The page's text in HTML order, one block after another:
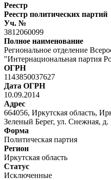
Реестр
Реестр политических партий
Уч. №
3812060099
Полное наименование
Региональное отделение
"Интернациональная партия
ОГРН
1143850037627
Дата ОГРН
10.09.2014
Адрес
664056, Иркутская область,
Зеленый Берег, ул. Снежная, д.
Форма
Политическая партия
Регион
Иркутская область
Статус
Исключенные